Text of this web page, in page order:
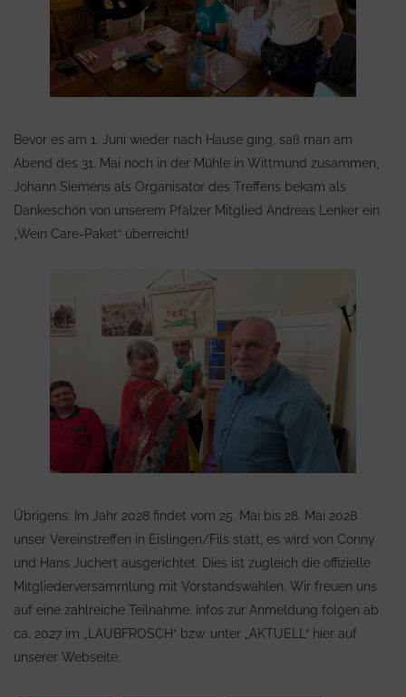
Bevor es am 1. Juni wieder nach Hause ging, saß man am
Abend des 31. Mai noch in der Mühle in Wittmund zusammen,
Johann Siemens als Organisator des Treffens bekam als
Dankeschön von unserem Pfälzer Mitglied Andreas Lenker ein
„Wein Care-Paket“ überreicht!
Übrigens: Im Jahr 2028 findet vom 25. Mai bis 28. Mai 2028
unser Vereinstreffen in Eislingen/Fils statt, es wird von Conny
und Hans Juchert ausgerichtet. Dies ist zugleich die offizielle
Mitgliederversammlung mit Vorstandswahlen. Wir freuen uns
auf eine zahlreiche Teilnahme. Infos zur Anmeldung folgen ab
ca. 2027 im „LAUBFROSCH“ bzw. unter „AKTUELL“ hier auf
unserer Webseite.